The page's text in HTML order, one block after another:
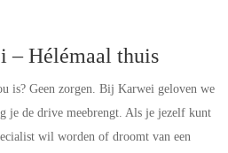
– Hélémaal thuis
is? Geen zorgen. Bij Karwei geloven we
je de drive meebrengt. Als je jezelf kunt
wil worden of droomt van een